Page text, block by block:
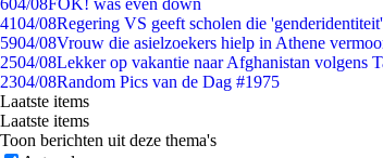
604/08FOK! was even down
4104/08Regering VS geeft scholen die
5904/08Vrouw die asielzoekers hielp in Athene
2504/08Lekker op vakantie naar Afghanistan volgens
2304/08Random Pics van de Dag #1975
Laatste items
Laatste items
Toon berichten uit deze thema's